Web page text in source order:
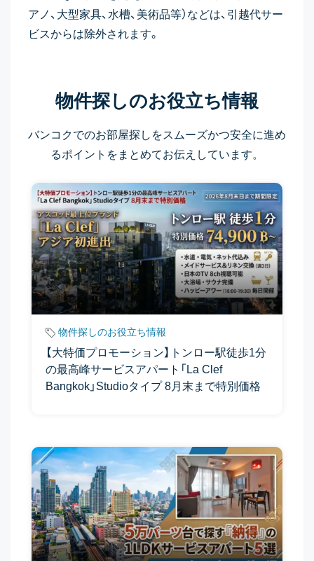
アノ、大型家具、水槽、美術品等）などは、引越代サー
ビスからは除外されます。
物件探しのお役立ち情報
バンコクでのお部屋探しをスムーズかつ安全に進め
るポイントをまとめてお伝えしています。
物件探しのお役立ち情報
【大特価プロモーション】トンロー駅徒歩1分
の最高峰サービスアパート「La Clef
Bangkok」Studioタイプ 8月末まで特別価格